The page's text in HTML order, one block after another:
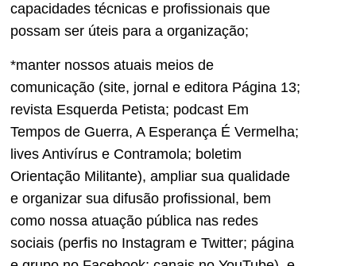
capacidades técnicas e profissionais que
possam ser úteis para a organização;
*manter nossos atuais meios de
comunicação (site, jornal e editora Página 13;
revista Esquerda Petista; podcast Em
Tempos de Guerra, A Esperança É Vermelha;
lives Antivírus e Contramola; boletim
Orientação Militante), ampliar sua qualidade
e organizar sua difusão profissional, bem
como nossa atuação pública nas redes
sociais (perfis no Instagram e Twitter; página